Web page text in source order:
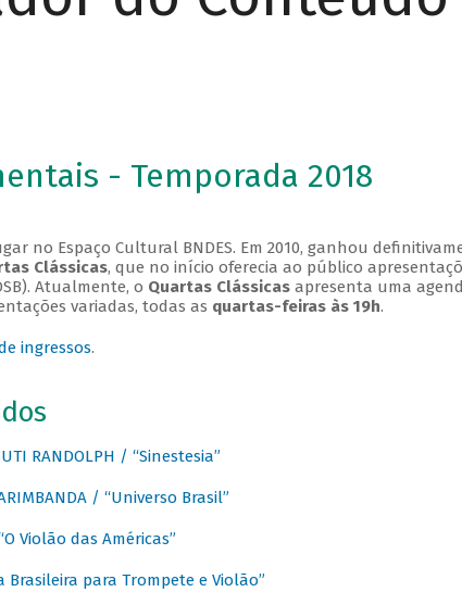
- Temporada 2018
no Espaço Cultural BNDES. Em 2010, ganhou
Clássicas, que no início oferecia ao público
Atualmente, o Quartas Clássicasapresenta uma
variadas, todas as quartas-feiras às 19h.
ingressos.
RANDOLPH / “Sinestesia”
/ “Universo Brasil”
Violão das Américas”
Brasileira para Trompete e Violão”